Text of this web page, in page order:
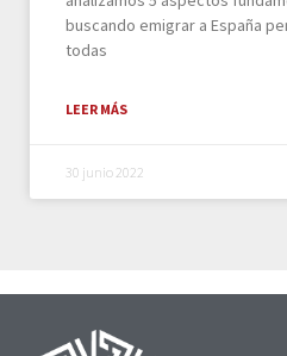
buscando emigrar a España
todas
LEER MÁS
30 junio 2022